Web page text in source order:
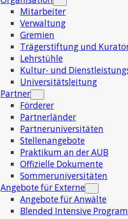
Mitarbeiter
Verwaltung
Gremien
Trägerstiftung und
Lehrstühle
Kultur- und
Universitätsleitung
Partner
Förderer
Partnerländer
Partneruniversitäten
Stellenangebote
Praktikum an der AUB
Offizielle Dokumente
Sommeruniversitäten
Angebote für Externe
Angebote für Anwälte
Blended Intensive Program